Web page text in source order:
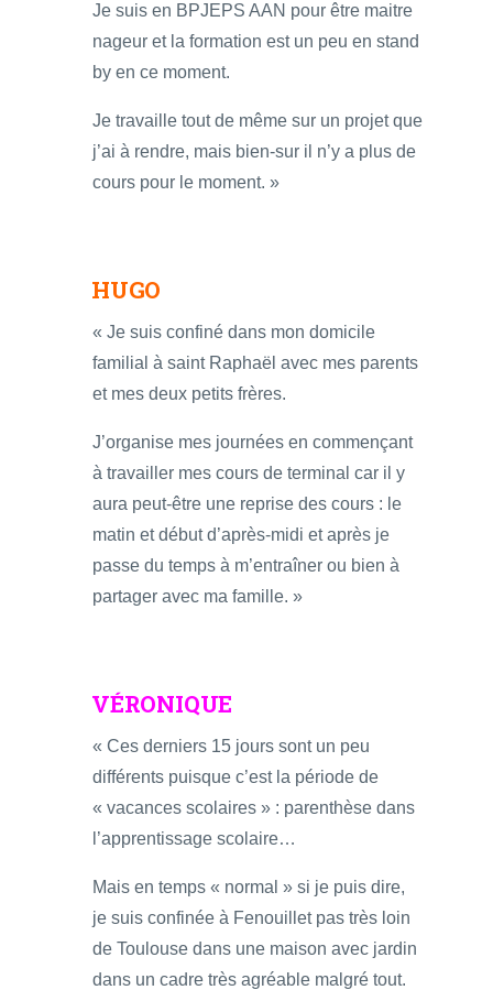
Je suis en BPJEPS AAN pour être maitre
nageur et la formation est un peu en stand
by en ce moment.
Je travaille tout de même sur un projet que
j’ai à rendre, mais bien-sur il n’y a plus de
cours pour le moment. »
HUGO
« Je suis confiné dans mon domicile
familial à saint Raphaël avec mes parents
et mes deux petits frères.
J’organise mes journées en commençant
à travailler mes cours de terminal car il y
aura peut-être une reprise des cours : le
matin et début d’après-midi et après je
passe du temps à m’entraîner ou bien à
partager avec ma famille. »
VÉRONIQUE
« Ces derniers 15 jours sont un peu
différents puisque c’est la période de
« vacances scolaires » : parenthèse dans
l’apprentissage scolaire…
Mais en temps « normal » si je puis dire,
je suis confinée à Fenouillet pas très loin
de Toulouse dans une maison avec jardin
dans un cadre très agréable malgré tout.